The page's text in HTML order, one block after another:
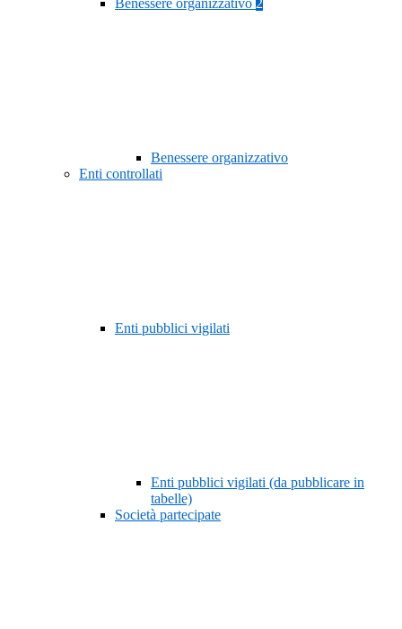
Benessere organizzativo 2
Benessere organizzativo
Enti controllati
Enti pubblici vigilati
Enti pubblici vigilati (da pubblicare in
tabelle)
Società partecipate